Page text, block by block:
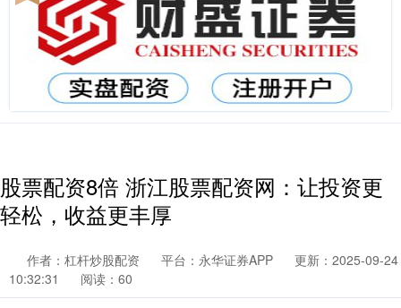
股票配资8倍 浙江股票配资网：让投资更
轻松，收益更丰厚
作者：杠杆炒股配资 平台：永华证券APP
更新：2025-09-24
10:32:31
阅读：60